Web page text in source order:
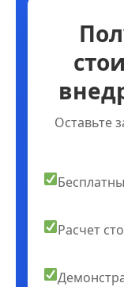
Оставьте
Расчет